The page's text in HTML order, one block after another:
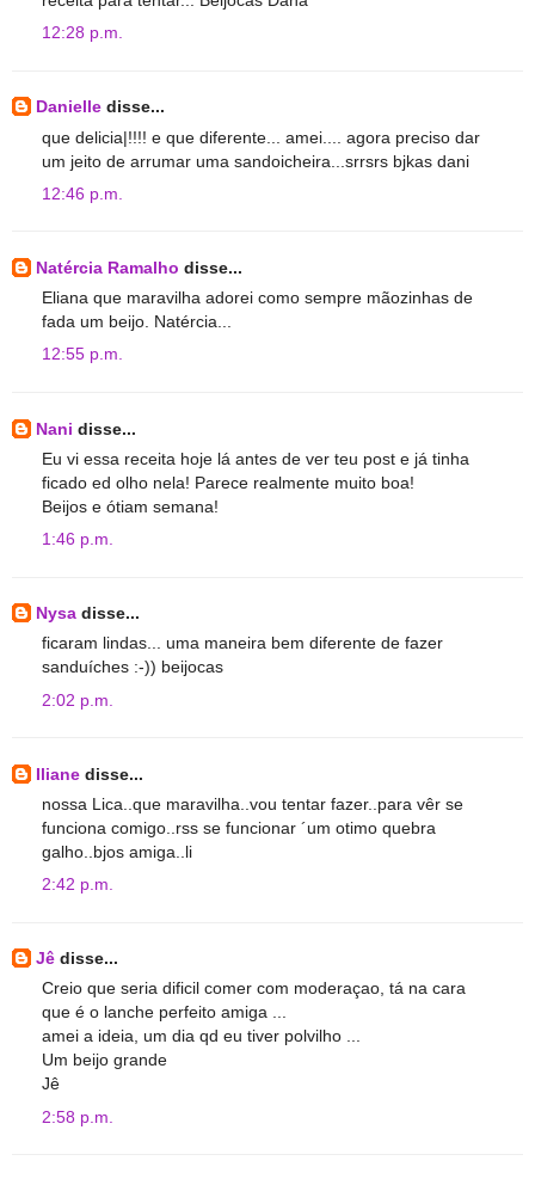
12:28 p.m.
Danielle disse...
que delicia|!!!! e que diferente... amei.... agora preciso dar
um jeito de arrumar uma sandoicheira...srrsrs bjkas dani
12:46 p.m.
Natércia Ramalho disse...
Eliana que maravilha adorei como sempre mãozinhas de
fada um beijo. Natércia...
12:55 p.m.
Nani disse...
Eu vi essa receita hoje lá antes de ver teu post e já tinha
ficado ed olho nela! Parece realmente muito boa!
Beijos e ótiam semana!
1:46 p.m.
Nysa disse...
ficaram lindas... uma maneira bem diferente de fazer
sanduíches :-)) beijocas
2:02 p.m.
Iliane disse...
nossa Lica..que maravilha..vou tentar fazer..para vêr se
funciona comigo..rss se funcionar ´um otimo quebra
galho..bjos amiga..li
2:42 p.m.
Jê disse...
Creio que seria dificil comer com moderaçao, tá na cara
que é o lanche perfeito amiga ...
amei a ideia, um dia qd eu tiver polvilho ...
Um beijo grande
Jê
2:58 p.m.